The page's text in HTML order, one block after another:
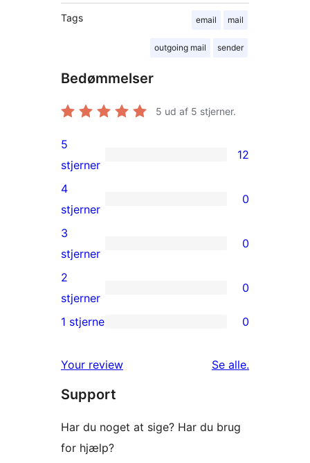
Tags email mail
outgoing mail sender
Bedømmelser
5 ud af 5 stjerner.
12
5-
stjernet
anmeldelser
5
stjerner
12
0
4-
stjernet
anmeldelser
4
stjerner
0
0
3-
stjernet
anmeldelser
3
stjerner
0
0
2-
anmeldelser
2
stjerner
0
stjernet
anmeldelser
1 stjerne 0
Your review Se alleanmeldelser
.
Support
Har du noget at sige? Har du brug
for hjælp?